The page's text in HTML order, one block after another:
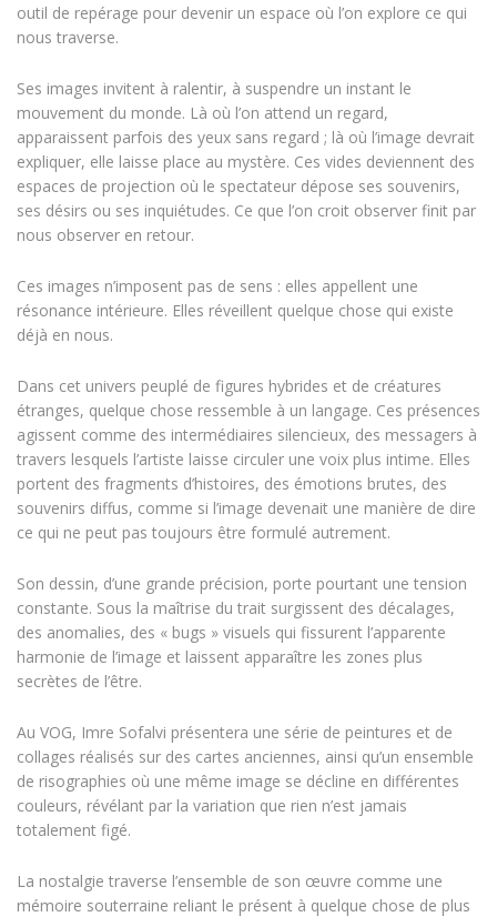
outil de repérage pour devenir un espace où l’on explore ce qui
nous traverse.
Ses images invitent à ralentir, à suspendre un instant le
mouvement du monde. Là où l’on attend un regard,
apparaissent parfois des yeux sans regard ; là où l’image devrait
expliquer, elle laisse place au mystère. Ces vides deviennent des
espaces de projection où le spectateur dépose ses souvenirs,
ses désirs ou ses inquiétudes. Ce que l’on croit observer finit par
nous observer en retour.
Ces images n’imposent pas de sens : elles appellent une
résonance intérieure. Elles réveillent quelque chose qui existe
déjà en nous.
Dans cet univers peuplé de figures hybrides et de créatures
étranges, quelque chose ressemble à un langage. Ces présences
agissent comme des intermédiaires silencieux, des messagers à
travers lesquels l’artiste laisse circuler une voix plus intime. Elles
portent des fragments d’histoires, des émotions brutes, des
souvenirs diffus, comme si l’image devenait une manière de dire
ce qui ne peut pas toujours être formulé autrement.
Son dessin, d’une grande précision, porte pourtant une tension
constante. Sous la maîtrise du trait surgissent des décalages,
des anomalies, des « bugs » visuels qui fissurent l’apparente
harmonie de l’image et laissent apparaître les zones plus
secrètes de l’être.
Au VOG, Imre Sofalvi présentera une série de peintures et de
collages réalisés sur des cartes anciennes, ainsi qu’un ensemble
de risographies où une même image se décline en différentes
couleurs, révélant par la variation que rien n’est jamais
totalement figé.
La nostalgie traverse l’ensemble de son œuvre comme une
mémoire souterraine reliant le présent à quelque chose de plus